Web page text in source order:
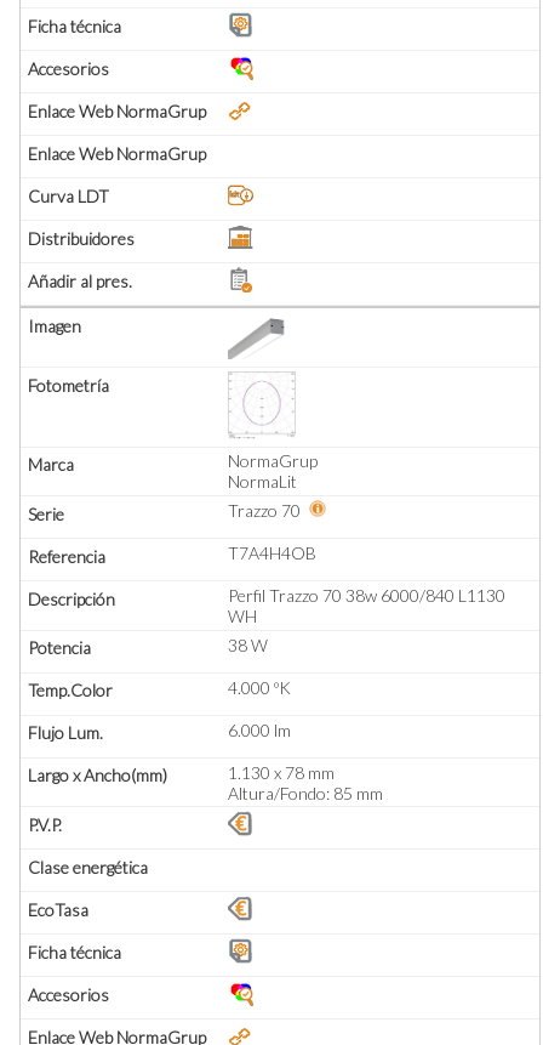
NormaGrup
NormaLit
Trazzo 70
T7A4H4OB
Perfil Trazzo 70 38w 6000/840 L1130
WH
38 W
4.000 ºK
6.000 lm
1.130 x 78 mm
Altura/Fondo: 85 mm